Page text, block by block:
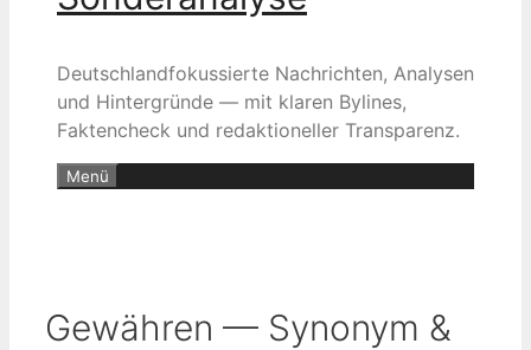
Deutschlandfokussierte Nachrichten, Analysen
und Hintergründe — mit klaren Bylines,
Faktencheck und redaktioneller Transparenz.
Menü
Gewähren — Synonym &